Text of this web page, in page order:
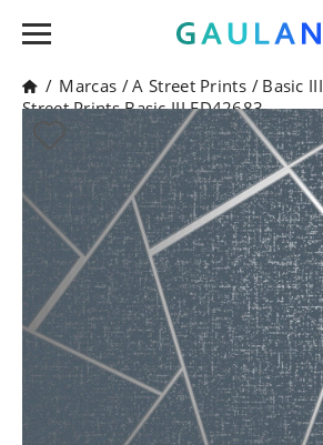
/ Marcas /A Street Prints / Basic III
Street Prints Basic III FD42683